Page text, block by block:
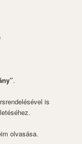
.
is
olvasása.